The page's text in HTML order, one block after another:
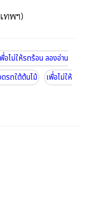
ทพฯ)
ไม่ให้รถร้อน ลองอ่าน
รถใต้ต้นไม้
เพื่อไม่ให้